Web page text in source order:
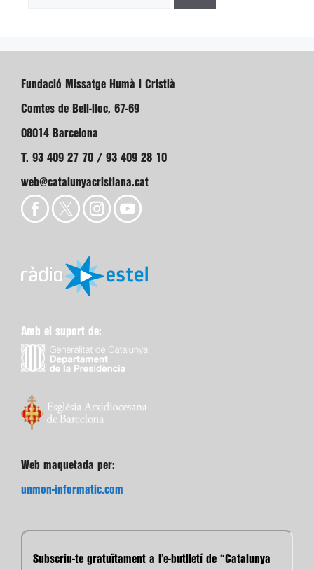
Fundació Missatge Humà i Cristià
Comtes de Bell-lloc, 67-69
08014 Barcelona
T. 93 409 27 70 / 93 409 28 10
web@catalunyacristiana.cat
Amb el suport de:
Web maquetada per:
unmon-informatic.com
Subscriu-te gratuïtament a l’e-butlletí de “Catalunya